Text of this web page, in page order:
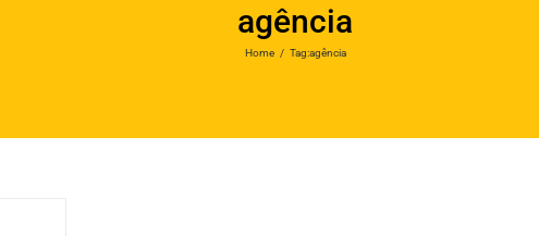
agência
Home / Tag:agência